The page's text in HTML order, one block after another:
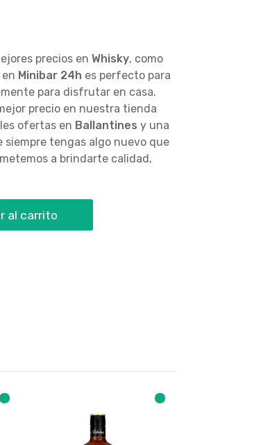
precios en Whisky, como
Minibar 24h es perfecto para
para disfrutar en casa.
precio en nuestra tienda
ofertas en Ballantines y una
siempre tengas algo nuevo que
a brindarte calidad,
al carrito